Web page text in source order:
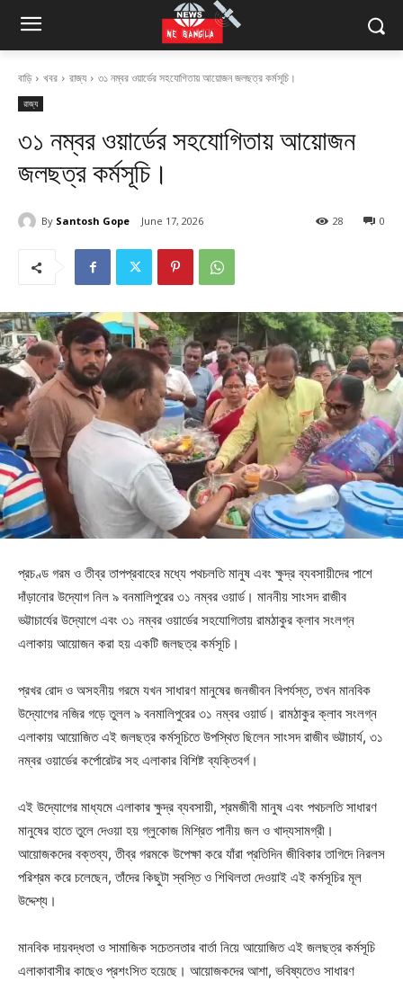
বাড়ি খবর রাজ্য ৩১ নম্বর ওয়ার্ডের সহযোগিতায় আয়োজন জলছত্র কর্মসূচি।
রাজ্য
৩১ নম্বর ওয়ার্ডের সহযোগিতায় আয়োজন
জলছত্র কর্মসূচি।
By Santosh Gope June 17, 2026 0
28
প্রচণ্ড গরম ও তীব্র তাপপ্রবাহের মধ্যে পথচলতি মানুষ এবং ক্ষুদ্র ব্যবসায়ীদের পাশে
দাঁড়ানোর উদ্যোগ নিল ৯ বনমালিপুরের ৩১ নম্বর ওয়ার্ড। মাননীয় সাংসদ রাজীব
ভট্টাচার্যের উদ্যোগে এবং ৩১ নম্বর ওয়ার্ডের সহযোগিতায় রামঠাকুর ক্লাব সংলগ্ন
এলাকায় আয়োজন করা হয় একটি জলছত্র কর্মসূচি।
প্রখর রোদ ও অসহনীয় গরমে যখন সাধারণ মানুষের জনজীবন বিপর্যস্ত, তখন মানবিক
উদ্যোগের নজির গড়ে তুলল ৯ বনমালিপুরের ৩১ নম্বর ওয়ার্ড। রামঠাকুর ক্লাব সংলগ্ন
এলাকায় আয়োজিত এই জলছত্র কর্মসূচিতে উপস্থিত ছিলেন সাংসদ রাজীব ভট্টাচার্য, ৩১
নম্বর ওয়ার্ডের কর্পোরেটর সহ এলাকার বিশিষ্ট ব্যক্তিবর্গ।
এই উদ্যোগের মাধ্যমে এলাকার ক্ষুদ্র ব্যবসায়ী, শ্রমজীবী মানুষ এবং পথচলতি সাধারণ
মানুষের হাতে তুলে দেওয়া হয় গ্লুকোজ মিশ্রিত পানীয় জল ও খাদ্যসামগ্রী।
আয়োজকদের বক্তব্য, তীব্র গরমকে উপেক্ষা করে যাঁরা প্রতিদিন জীবিকার তাগিদে নিরলস
পরিশ্রম করে চলেছেন, তাঁদের কিছুটা স্বস্তি ও শিথিলতা দেওয়াই এই কর্মসূচির মূল
উদ্দেশ্য।
মানবিক দায়বদ্ধতা ও সামাজিক সচেতনতার বার্তা নিয়ে আয়োজিত এই জলছত্র কর্মসূচি
এলাকাবাসীর কাছেও প্রশংসিত হয়েছে। আয়োজকদের আশা, ভবিষ্যতেও সাধারণ